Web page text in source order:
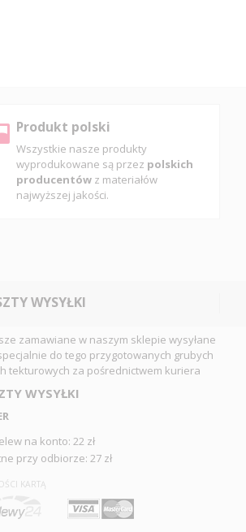
Produkt polski
Wszystkie nasze produkty
wyprodukowane są przez polskich
producentów z materiałów
najwyższej jakości.
WYSYŁKI
zamawiane w naszym sklepie wysyłane
do tego przygotowanych grubych
tekturowych za pośrednictwem kuriera
WYSYŁKI
na konto: 22 zł
przy odbiorze: 27 zł
KARTĄ